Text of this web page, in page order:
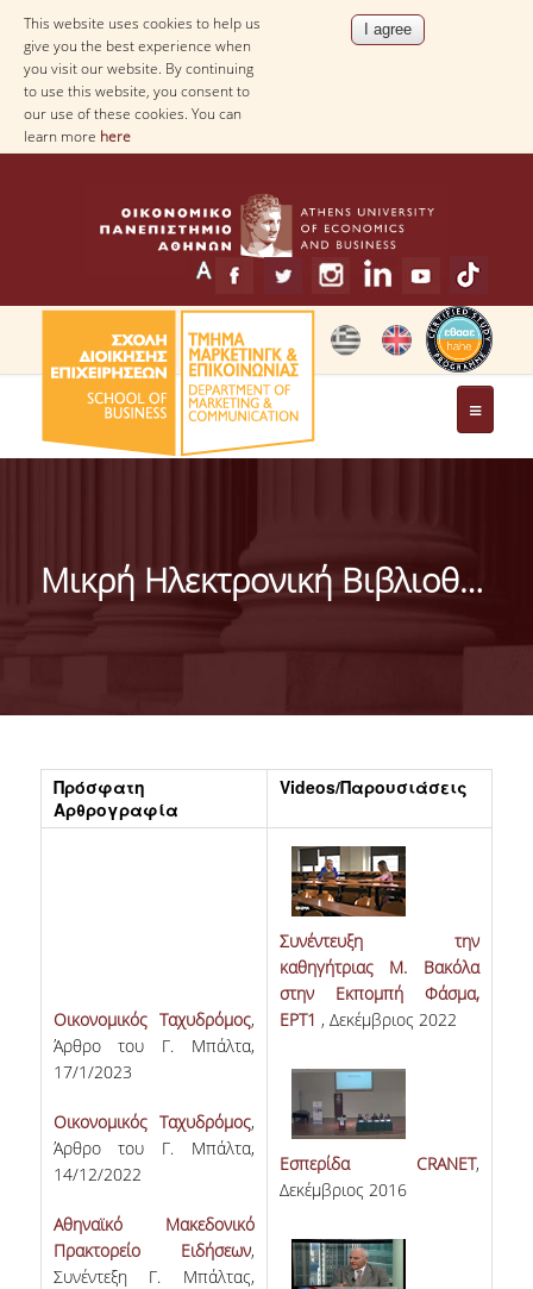
This website uses cookies to help us
give you the best experience when
you visit our website. By continuing
to use this website, you consent to
our use of these cookies. You can
learn more here
THE DEPARTMENT
DEPARTMENT
MISSION OF THE DEPARTMENT
FACULTY
RESIDENT FACULTY MEMBERS
SCIENTIFIC ASSOCIATES
LABORATORIAL TEACHING STAFF
PHD CANDIDATES
UNDERGRADUATE STUDIES
DEGREE PROGRAM
ACADEMIC CURRICULUM
ERASMUS+ PROGRAM
INTERNSHIP PROGRAM
Μικρή Ηλεκτρονική Βιβλιοθήκη
Πρόσφατη
Αρθρογραφία
Videos/Παρουσιάσεις
Οικονομικός Ταχυδρόμος,
Άρθρο του Γ. Μπάλτα,
17/1/2023
Οικονομικός Ταχυδρόμος,
Άρθρο του Γ. Μπάλτα,
14/12/2022
Αθηναϊκό Μακεδονικό
Πρακτορείο Ειδήσεων,
Συνέντεξη Γ. Μπάλτας,
Συνέντευξη την
καθηγήτριας Μ. Βακόλα
στην Εκπομπή Φάσμα,
ΕΡΤ1 , Δεκέμβριος 2022
Εσπερίδα CRANET,
Δεκέμβριος 2016